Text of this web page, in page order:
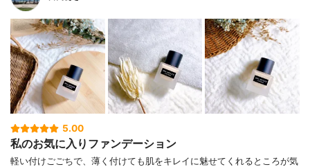
5.00
私のお気に入りファンデーション
軽い付けごごちで、薄く付けても肌をキレイに魅せてくれるところが気